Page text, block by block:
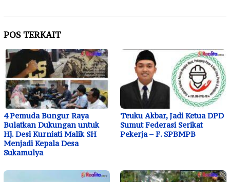
POS TERKAIT
4 Pemuda Bungur Raya
Bulatkan Dukungan untuk
Hj. Desi Kurniati Malik SH
Menjadi Kepala Desa
Sukamulya
Teuku Akbar, Jadi Ketua DPD
Sumut Federasi Serikat
Pekerja – F. SPBMPB